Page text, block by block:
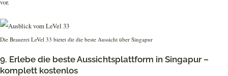
vor.
Die Brauerei LeVel 33 bietet dir die beste Aussicht über Singapur
9. Erlebe die beste Aussichtsplattform in Singapur –
komplett kostenlos